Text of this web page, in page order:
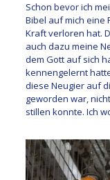
Schon bevor ich
Bibel auf mich eine
Kraft verloren hat.
auch dazu meine
dem Gott auf sich
kennengelernt
diese Neugier auf
geworden war,
stillen konnte. Ich